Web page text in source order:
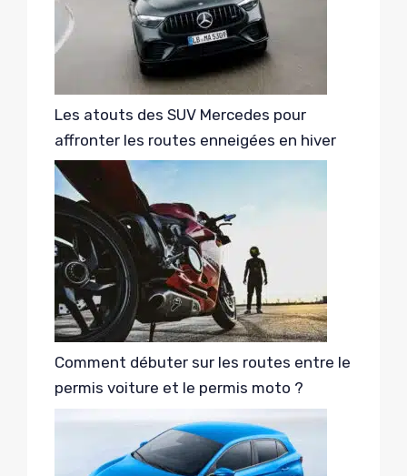
Les atouts des SUV Mercedes pour
affronter les routes enneigées en hiver
Comment débuter sur les routes entre le
permis voiture et le permis moto ?